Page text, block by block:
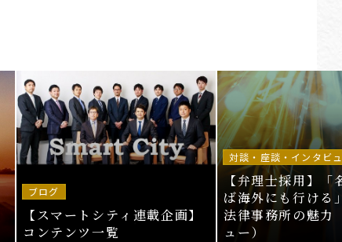
ブログ
【スマートシティ連載企画】
コンテンツ一覧
対談・座談・インタビ
【弁理士採用】「
ば海外にも行け
法律事務所の魅力
ュー）